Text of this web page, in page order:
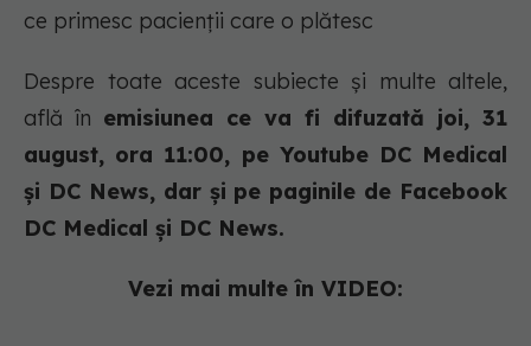
ce primesc pacienții care o plătesc
Despre toate aceste subiecte și multe altele,
află în emisiunea ce va fi difuzată joi, 31
august, ora 11:00, pe Youtube DC Medical
și DC News, dar și pe paginile de Facebook
DC Medical și DC News.
Vezi mai multe în VIDEO: